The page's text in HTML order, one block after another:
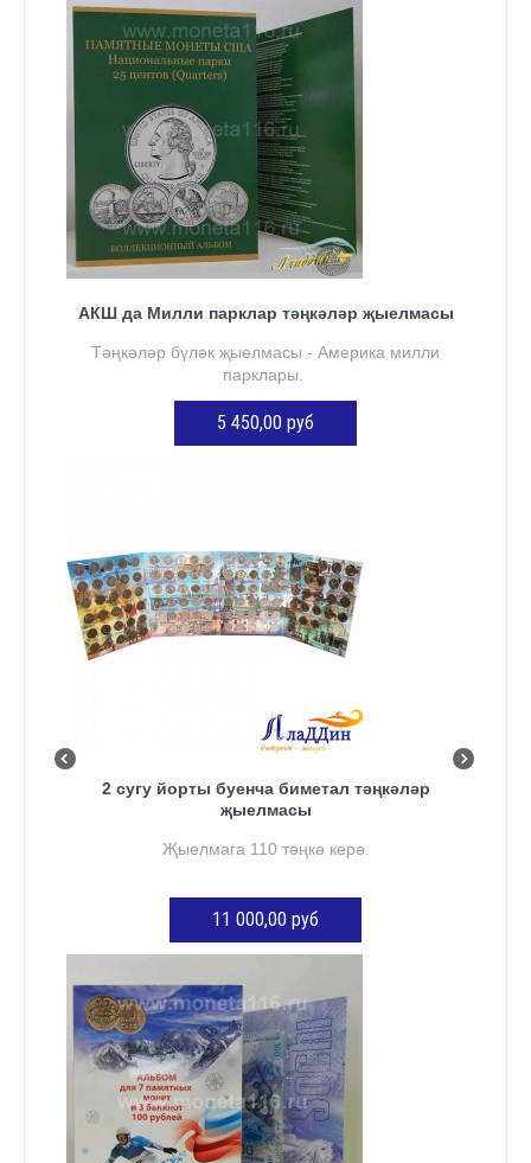
АКШ да Милли парклар тәңкәләр җыелмасы
Тәңкәләр бүләк җыелмасы - Америка милли
парклары.
5 450,00 руб
2 сугу йорты буенча биметал тәңкәләр
җыелмасы
Җыелмага 110 тәңкә керә.
11 000,00 руб